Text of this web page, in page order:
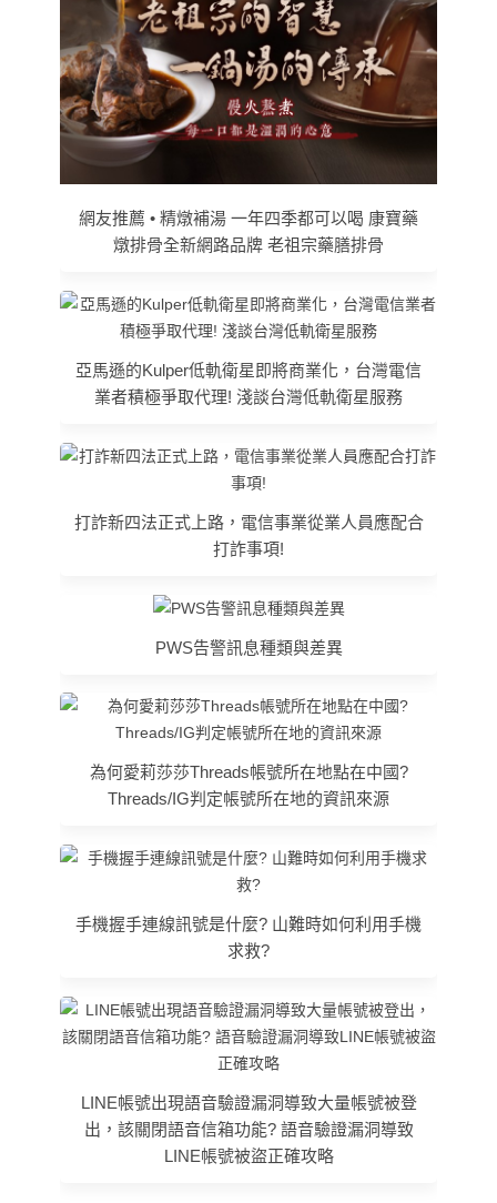
網友推薦 • 精燉補湯 一年四季都可以喝 康寶藥
燉排骨全新網路品牌 老祖宗藥膳排骨
亞馬遜的Kulper低軌衛星即將商業化，台灣電信
業者積極爭取代理! 淺談台灣低軌衛星服務
打詐新四法正式上路，電信事業從業人員應配合
打詐事項!
PWS告警訊息種類與差異
為何愛莉莎莎Threads帳號所在地點在中國?
Threads/IG判定帳號所在地的資訊來源
手機握手連線訊號是什麼? 山難時如何利用手機
求救?
LINE帳號出現語音驗證漏洞導致大量帳號被登
出，該關閉語音信箱功能? 語音驗證漏洞導致
LINE帳號被盜正確攻略